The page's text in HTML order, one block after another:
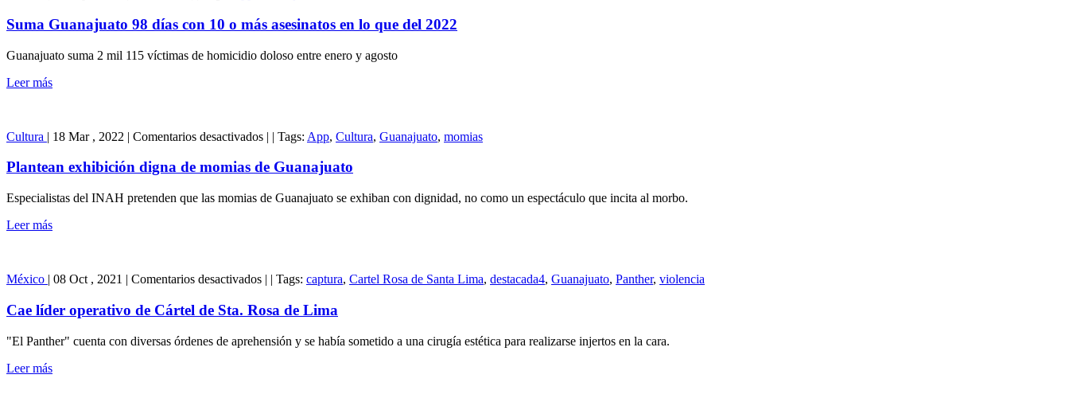
Suma Guanajuato 98 días con 10 o más asesinatos en lo que del 2022
Guanajuato suma 2 mil 115 víctimas de homicidio doloso entre enero y agosto
Leer más
Cultura | 18 Mar , 2022 | Comentarios desactivadosen
exhibición
de
| | Tags: App, Cultura, Guanajuato, momias
Plantean exhibición digna de momias de Guanajuato
Especialistas del INAH pretenden que las momias de Guanajuato se exhiban con dignidad, no como un espectáculo que incita al morbo.
Leer más
México | 08 Oct , 2021 | Comentarios desactivadosen
líder
operativo
Cártel
| | Tags: captura, Cartel Rosa de Santa Lima, destacada4, Guanajuato, Panther, violencia
Cae líder operativo de Cártel de Sta. Rosa de Lima
"El Panther" cuenta con diversas órdenes de aprehensión y se había sometido a una cirugía estética para realizarse injertos en la cara.
Leer más